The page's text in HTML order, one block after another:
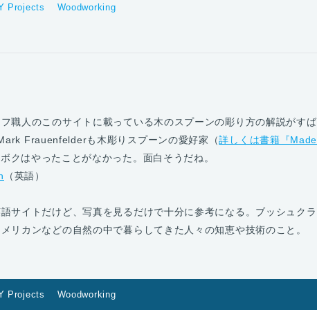
Projects Woodworking
職人のこのサイトに載っている木のスプーンの彫り方の解説がすば
Frauenfelderも木彫りスプーンの愛好家（詳しくは書籍『Made
クはやったことがなかった。面白そうだね。
（英語）
サイトだけど、写真を見るだけで十分に参考になる。ブッシュクラ
リカンなどの自然の中で暮らしてきた人々の知恵や技術のこと。
Projects Woodworking